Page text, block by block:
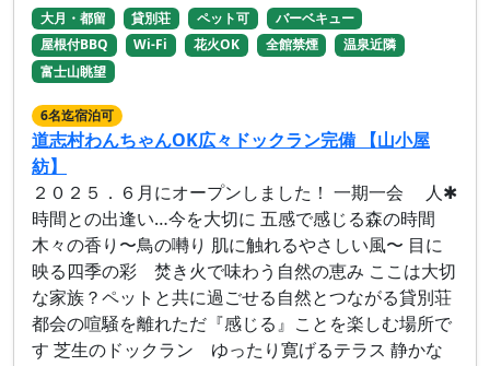
大月・都留 貸別荘 ペット可
バーベキュー
屋根付BBQ
Wi-Fi 花火OK 全館禁煙
温泉近隣
富士山眺望
6名迄宿泊可
道志村わんちゃんOK広々ドックラン完備 【山小屋
紡】
２０２５．６月にオープンしました！ 一期一会 人✱
時間との出逢い…今を大切に 五感で感じる森の時間
木々の香り〜鳥の囀り 肌に触れるやさしい風〜 目に
映る四季の彩 焚き火で味わう自然の恵み ここは大切
な家族？ペットと共に過ごせる自然とつながる貸別荘
都会の喧騒を離れただ『感じる』ことを楽しむ場所で
す 芝生のドックラン ゆったり寛げるテラス 静かな